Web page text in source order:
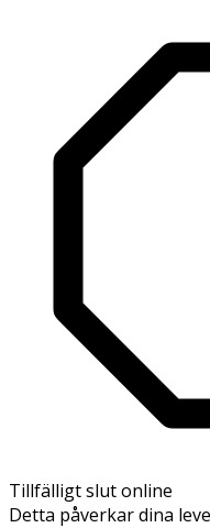
Tillfälligt slut online
Detta påverkar dina